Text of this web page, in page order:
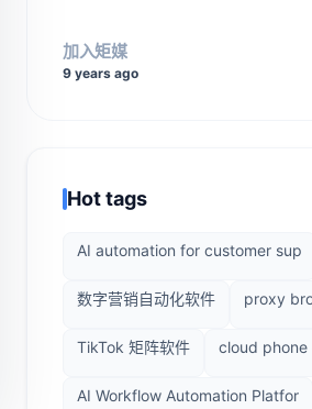
加入矩媒
9 years ago
Hot tags
AI automation for customer sup
数字营销自动化软件 proxy
TikTok 矩阵软件 cloud phone
AI Workflow Automation Platfor